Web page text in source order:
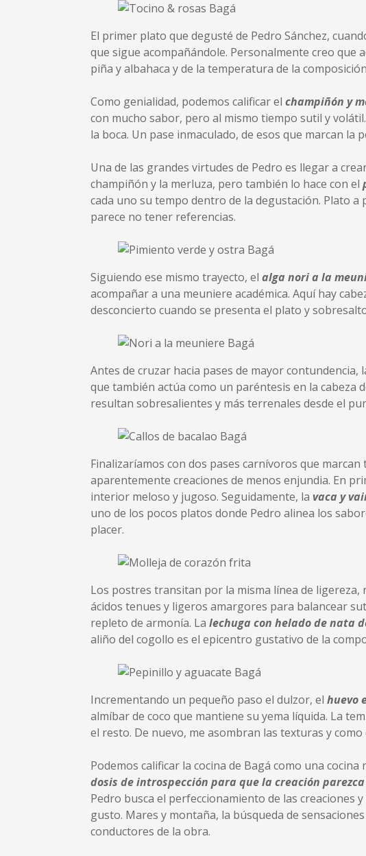
El primer plato que degusté de Pedro Sánchez,
que sigue acompañándole. Personalmente creo
piña y albahaca y de la temperatura de la
Como genialidad, podemos calificar el champiñón y
con mucho sabor, pero al mismo tiempo sutil y
la boca. Un pase inmaculado, de esos que marcan
Una de las grandes virtudes de Pedro es llegar a
champiñón y la merluza, pero también lo hace con el
cada uno su tempo dentro de la degustación. Plato
parece no tener referencias.
Siguiendo ese mismo trayecto, el alga nori a la
acompañar a una meuniere académica. Aquí hay
desconcierto cuando se presenta el plato y
Antes de cruzar hacia pases de mayor contundencia,
que también actúa como un paréntesis en la cabeza
resultan sobresalientes y más terrenales desde el
Finalizaríamos con dos pases carnívoros que
aparentemente creaciones de menos enjundia. En
interior meloso y jugoso. Seguidamente, la vaca y
uno de los pocos platos donde Pedro alinea los
placer.
Los postres transitan por la misma línea de
ácidos tenues y ligeros amargores para balancear
repleto de armonía. La lechuga con helado de nata
aliño del cogollo es el epicentro gustativo de la
Incrementando un pequeño paso el dulzor, el huevo
almíbar de coco que mantiene su yema líquida. La
el resto. De nuevo, me asombran las texturas y
Podemos calificar la cocina de Bagá como una
dosis de introspección para que la creación
Pedro busca el perfeccionamiento de las creaciones
gusto. Mares y montaña, la búsqueda de
conductores de la obra.